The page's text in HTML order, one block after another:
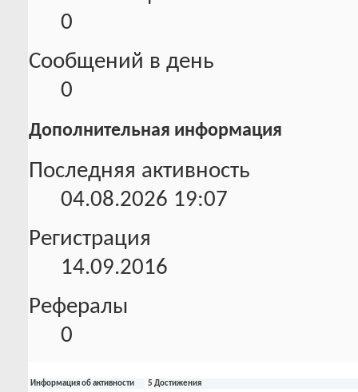
0
Сообщений в день
0
Дополнительная информация
Последняя активность
04.08.2026 19:07
Регистрация
14.09.2016
Рефералы
0
Информация об активности 5 Достижения